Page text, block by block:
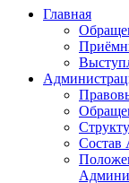
Главная
Состав